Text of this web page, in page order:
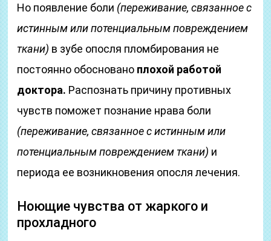
Но появление боли (переживание, связанное с
истинным или потенциальным повреждением
ткани) в зубе опосля пломбирования не
постоянно обосновано плохой работой
доктора. Распознать причину противных
чувств поможет познание нрава боли
(переживание, связанное с истинным или
потенциальным повреждением ткани) и
периода ее возникновения опосля лечения.
Ноющие чувства от жаркого и
прохладного